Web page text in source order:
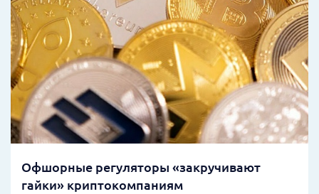
Офшорные регуляторы «закручивают
гайки» криптокомпаниям